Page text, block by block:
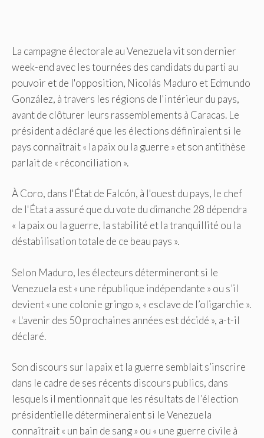
La campagne électorale au Venezuela vit son dernier
week-end avec les tournées des candidats du parti au
pouvoir et de l'opposition, Nicolás Maduro et Edmundo
González, à travers les régions de l'intérieur du pays,
avant de clôturer leurs rassemblements à Caracas. Le
président a déclaré que les élections définiraient si le
pays connaîtrait « la paix ou la guerre » et son antithèse
parlait de « réconciliation ».
À Coro, dans l'État de Falcón, à l'ouest du pays, le chef
de l'État a assuré que du vote du dimanche 28 dépendra
« la paix ou la guerre, la stabilité et la tranquillité ou la
déstabilisation totale de ce beau pays ».
Selon Maduro, les électeurs détermineront si le
Venezuela est « une république indépendante » ou s’il
devient « une colonie gringo », « esclave de l’oligarchie ».
« L'avenir des 50 prochaines années est décidé », a-t-il
déclaré.
Son discours sur la paix et la guerre semblait s’inscrire
dans le cadre de ses récents discours publics, dans
lesquels il mentionnait que les résultats de l’élection
présidentielle détermineraient si le Venezuela
connaîtrait « un bain de sang » ou « une guerre civile à